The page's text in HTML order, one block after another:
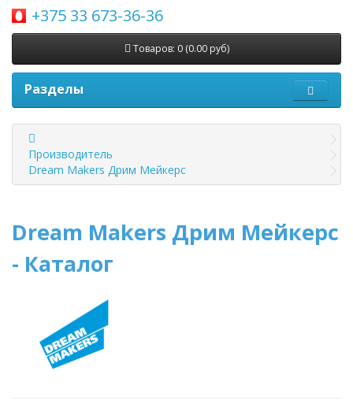
+375 33 673-36-36
Товаров: 0 (0.00 руб)
Разделы
Производитель
Dream Makers Дрим Мейкерс
Dream Makers Дрим Мейкерс
- Каталог